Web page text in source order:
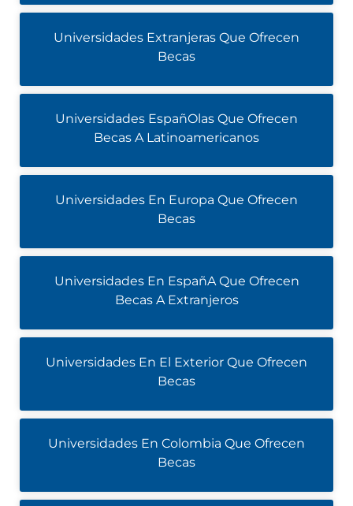
Universidades Extranjeras Que Ofrecen
Becas
Universidades EspañOlas Que Ofrecen
Becas A Latinoamericanos
Universidades En Europa Que Ofrecen
Becas
Universidades En EspañA Que Ofrecen
Becas A Extranjeros
Universidades En El Exterior Que Ofrecen
Becas
Universidades En Colombia Que Ofrecen
Becas